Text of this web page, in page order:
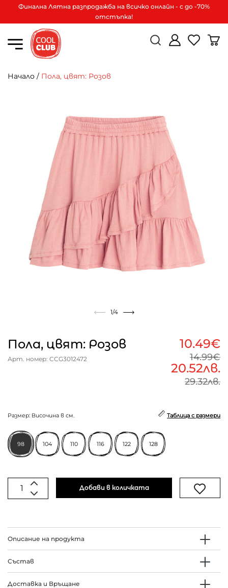
Финална Лятна разпродажба на всичко онлайн - с до -70%
отстъпка!
Начало / Пола, цвят: Розов
1/4
Пола, цвят: Розов
Арт. номер: CCG3012472
10.49€
14.99€
20.52лв.
29.32лв.
Размер: Височина в см. Таблица с размери
98 104 110 116 122 128
Добави в количката
Описание на продукта
Състав
Доставка и Връщане